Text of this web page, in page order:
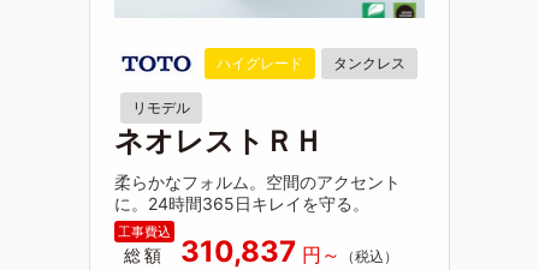
ハイグレード タンクレス
リモデル
ネオレストＲＨ
柔らかなフォルム。空間のアクセント
に。24時間365日キレイを守る。
総額 310,837